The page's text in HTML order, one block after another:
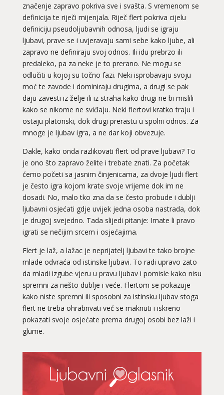
značenje zapravo pokriva sve i svašta. S vremenom se
definicija te riječi mijenjala. Riječ flert pokriva cijelu
definiciju pseudoljubavnih odnosa, ljudi se igraju
ljubavi, prave se i uvjeravaju sami sebe kako ljube, ali
zapravo ne definiraju svoj odnos. Ili idu prebrzo ili
predaleko, pa za neke je to prerano. Ne mogu se
odlučiti u kojoj su točno fazi. Neki isprobavaju svoju
moć te zavode i dominiraju drugima, a drugi se pak
daju zavesti iz želje ili iz straha kako drugi ne bi mislili
kako se nikome ne sviđaju. Neki flertovi kratko traju i
ostaju platonski, dok drugi prerastu u spolni odnos. Za
mnoge je ljubav igra, a ne dar koji obvezuje.
Dakle, kako onda razlikovati flert od prave ljubavi? To
je ono što zapravo želite i trebate znati. Za početak
ćemo početi sa jasnim činjenicama, za dvoje ljudi flert
je često igra kojom krate svoje vrijeme dok im ne
dosadi. No, malo tko zna da se često probude i dublji
ljubavni osjećati gdje uvijek jedna osoba nastrada, dok
je drugoj svejedno. Tada slijedi pitanje: Imate li pravo
igrati se nečijim srcem i osjećajima.
Flert je laž, a lažac je neprijatelj ljubavi te tako brojne
mlade odvraća od istinske ljubavi. To radi upravo zato
da mladi izgube vjeru u pravu ljubav i pomisle kako nisu
spremni za nešto dublje i veće. Flertom se pokazuje
kako niste spremni ili sposobni za istinsku ljubav stoga
flert ne treba ohrabrivati već se maknuti i iskreno
pokazati svoje osjećate prema drugoj osobi bez laži i
glume.